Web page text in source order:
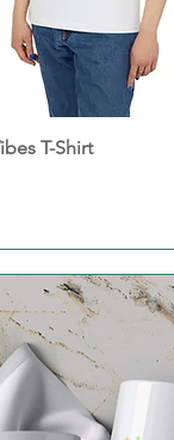
Schnellansicht
T-Shirt